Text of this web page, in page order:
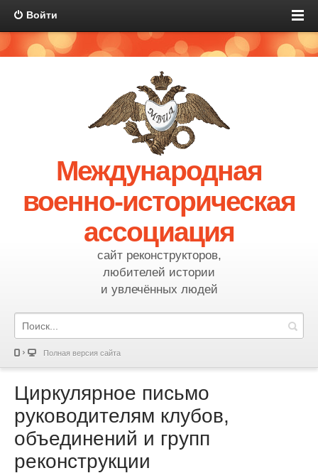
Войти
Международная
военно-историческая
ассоциация
сайт реконструкторов,
любителей истории
и увлечённых людей
Полная версия сайта
Циркулярное письмо
руководителям клубов,
объединений и групп
реконструкции